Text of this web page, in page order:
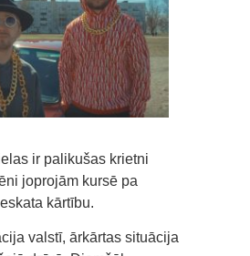
ir palikušas krietni
joprojām kursē pa
kārtību.
valstī, ārkārtas situācija